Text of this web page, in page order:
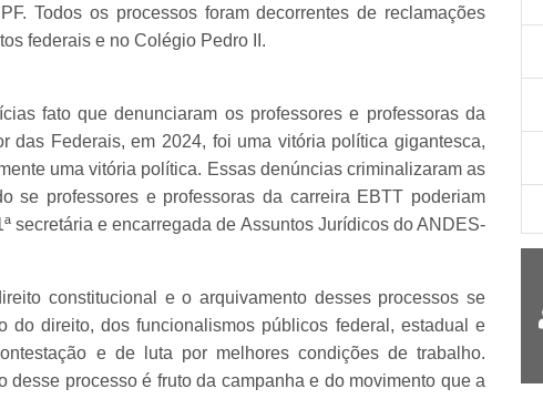
Todos os processos foram decorrentes de reclamações
federais e no Colégio Pedro II.
fato que denunciaram os professores e professoras da
das Federais, em 2024, foi uma vitória política gigantesca,
uma vitória política. Essas denúncias criminalizaram as
se professores e professoras da carreira EBTT poderiam
secretária e encarregada de Assuntos Jurídicos do ANDES-
constitucional e o arquivamento desses processos se
do direito, dos funcionalismos públicos federal, estadual e
e de luta por melhores condições de trabalho.
desse processo é fruto da campanha e do movimento que a